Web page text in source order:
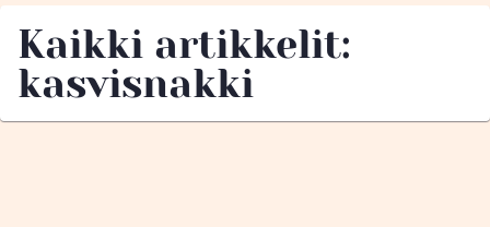
Kaikki artikkelit:
kasvisnakki